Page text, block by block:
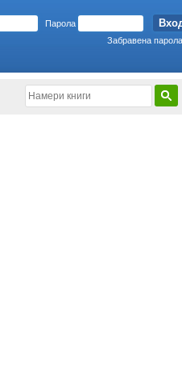
Парола
Забравена